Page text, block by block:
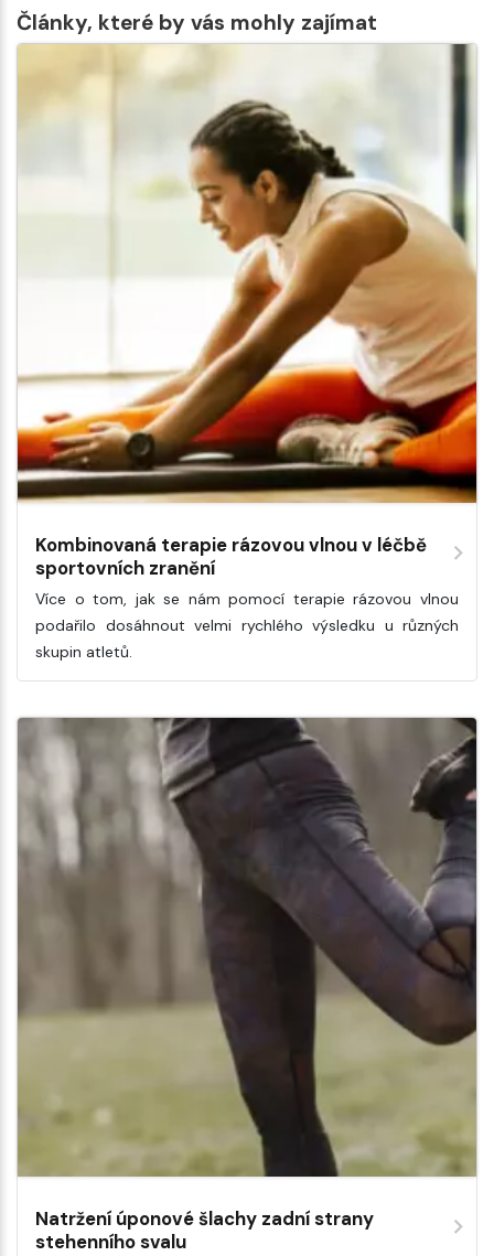
Články, které by vás mohly zajímat
Kombinovaná terapie rázovou vlnou v léčbě
sportovních zranění
Více o tom, jak se nám pomocí terapie rázovou vlnou
podařilo dosáhnout velmi rychlého výsledku u různých
skupin atletů.
Natržení úponové šlachy zadní strany
stehenního svalu